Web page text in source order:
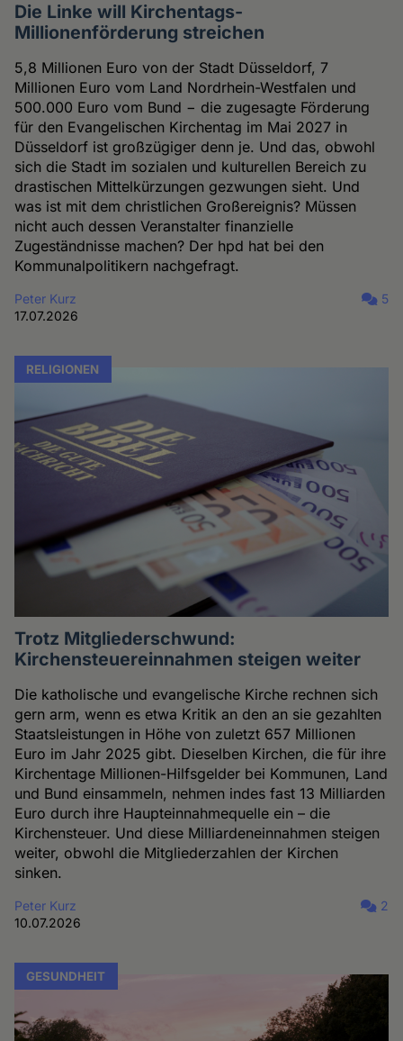
Die Linke will Kirchentags-
Millionenförderung streichen
5,8 Millionen Euro von der Stadt Düsseldorf, 7
Millionen Euro vom Land Nordrhein-Westfalen und
500.000 Euro vom Bund − die zugesagte Förderung
für den Evangelischen Kirchentag im Mai 2027 in
Düsseldorf ist großzügiger denn je. Und das, obwohl
sich die Stadt im sozialen und kulturellen Bereich zu
drastischen Mittelkürzungen gezwungen sieht. Und
was ist mit dem christlichen Großereignis? Müssen
nicht auch dessen Veranstalter finanzielle
Zugeständnisse machen? Der hpd hat bei den
Kommunalpolitikern nachgefragt.
Peter Kurz
17.07.2026
5
RELIGIONEN
Trotz Mitgliederschwund:
Kirchensteuereinnahmen steigen weiter
Die katholische und evangelische Kirche rechnen sich
gern arm, wenn es etwa Kritik an den an sie gezahlten
Staatsleistungen in Höhe von zuletzt 657 Millionen
Euro im Jahr 2025 gibt. Dieselben Kirchen, die für ihre
Kirchentage Millionen-Hilfsgelder bei Kommunen, Land
und Bund einsammeln, nehmen indes fast 13 Milliarden
Euro durch ihre Haupteinnahmequelle ein – die
Kirchensteuer. Und diese Milliardeneinnahmen steigen
weiter, obwohl die Mitgliederzahlen der Kirchen
sinken.
Peter Kurz
10.07.2026
2
GESUNDHEIT